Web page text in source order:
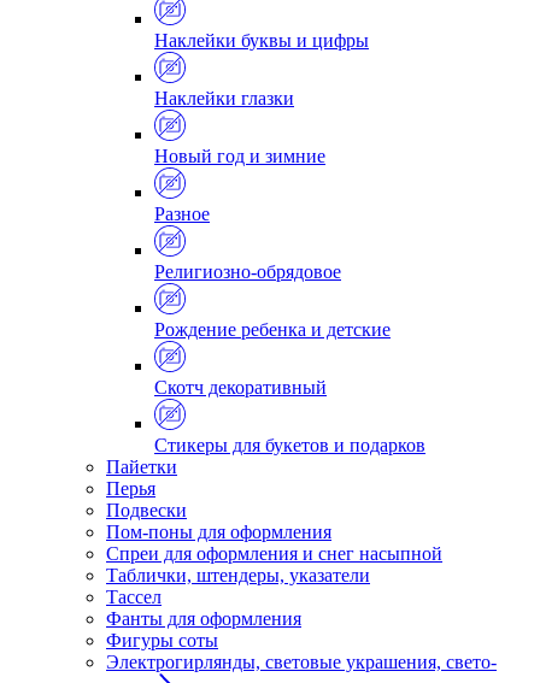
Наклейки буквы и цифры
Наклейки глазки
Новый год и зимние
Разное
Религиозно-обрядовое
Рождение ребенка и детские
Скотч декоративный
Стикеры для букетов и подарков
Пайетки
Перья
Подвески
Пом-поны для оформления
Спреи для оформления и снег насыпной
Таблички, штендеры, указатели
Тассел
Фанты для оформления
Фигуры соты
Электрогирлянды, световые украшения, свето-